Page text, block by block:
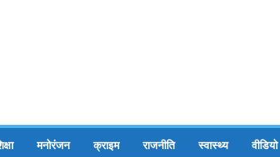
मनोरंजन क्राइम राजनीति स्वास्थ्य वीडियो